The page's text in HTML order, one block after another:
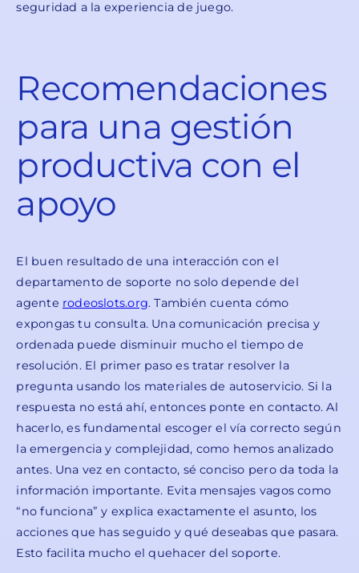
seguridad a la experiencia de juego.
Recomendaciones
para una gestión
productiva con el
apoyo
El buen resultado de una interacción con el
departamento de soporte no solo depende del
agente rodeoslots.org. También cuenta cómo
expongas tu consulta. Una comunicación precisa y
ordenada puede disminuir mucho el tiempo de
resolución. El primer paso es tratar resolver la
pregunta usando los materiales de autoservicio. Si la
respuesta no está ahí, entonces ponte en contacto. Al
hacerlo, es fundamental escoger el vía correcto según
la emergencia y complejidad, como hemos analizado
antes. Una vez en contacto, sé conciso pero da toda la
información importante. Evita mensajes vagos como
“no funciona” y explica exactamente el asunto, los
acciones que has seguido y qué deseabas que pasara.
Esto facilita mucho el quehacer del soporte.